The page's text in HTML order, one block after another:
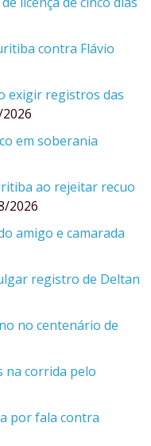
contra Flávio
exigir registros das
em soberania
ao rejeitar recuo
2026
amigo e camarada
registro de Deltan
no centenário de
na corrida pelo
por fala contra